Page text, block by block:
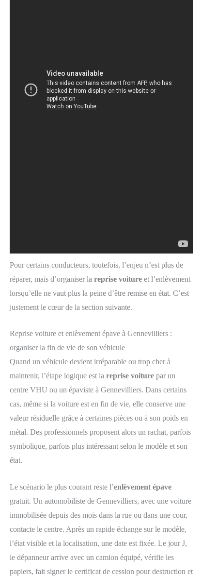
Pour certains conducteurs, toutefois, l’enjeu n’est plus de
réparer, mais d’organiser la reprise voiture et l’enlèvement
lorsqu’elle ne vaut plus la peine d’être remise en état. C’est
justement le cœur de la section suivante.
Reprise voiture et enlèvement épave à Gennevilliers :
organiser la fin de vie de son véhicule
Quand un véhicule devient irréparable ou trop cher à
maintenir, l’étape logique est la reprise voiture par un
centre VHU ou un épaviste à Gennevilliers. Dans certains
cas, même si la voiture est en fin de vie, elle conserve une
valeur résiduelle grâce à certaines pièces ou à son poids en
métal. Des professionnels proposent alors un rachat, parfois
symbolique, parfois plus intéressant selon le modèle et son
état.
Le scénario le plus courant reste l’enlèvement épave
gratuit. Un automobiliste de Gennevilliers, avec une voiture
immobilisée depuis des mois dans la rue ou dans une cour,
contacte le centre. Après un rapide échange sur le modèle,
l’état visible et la localisation, une date est fixée. Le jour J,
le dépanneur arrive avec un camion équipé, vérifie les
papiers, fait signer le certificat de cession pour destruction et